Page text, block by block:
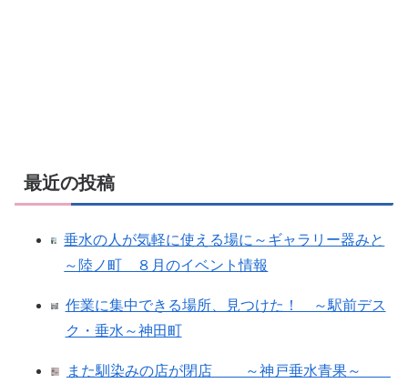
最近の投稿
垂水の人が気軽に使える場に～ギャラリー器みと
～陸ノ町 ８月のイベント情報
作業に集中できる場所、見つけた！ ～駅前デス
ク・垂水～神田町
また馴染みの店が閉店 ～神戸垂水青果～